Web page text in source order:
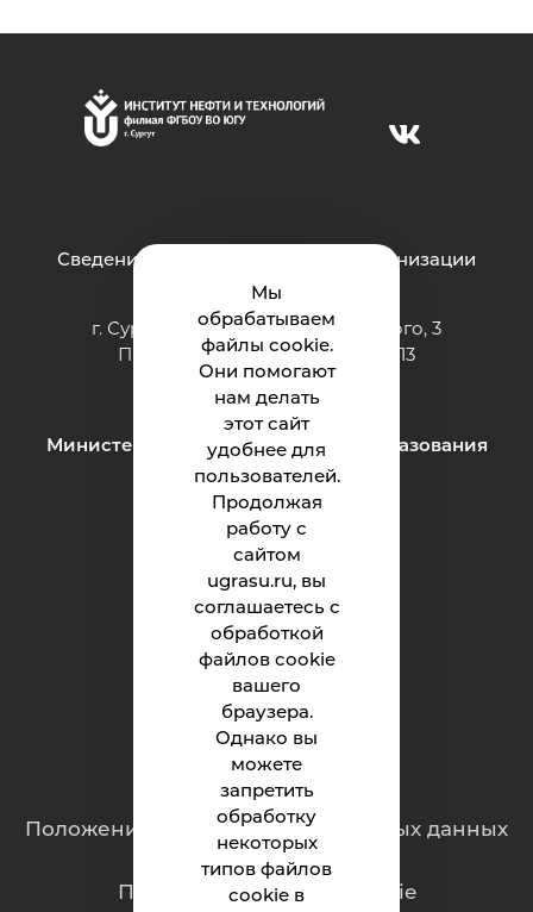
Мы
обрабатываем
файлы cookie.
Они помогают
нам делать
этот сайт
удобнее для
пользователей.
Продолжая
работу с
сайтом
ugrasu.ru, вы
соглашаетесь с
обработкой
файлов cookie
вашего
браузера.
Однако вы
можете
запретить
обработку
некоторых
типов файлов
cookie в
Сведения об образовательной организации
г. Сургут ул. Григория Кукуевицкого, 3
Приёмная: тел.: +7 (3462) 550-413
e-mail:inteh@ugrasu.ru
Министерство науки и высшего образования
Российской Федерации
Институт
Абитуриенту
Студенту
Родителям
Обращения граждан
Положение о защите персональных данных
Политика обработки cookie